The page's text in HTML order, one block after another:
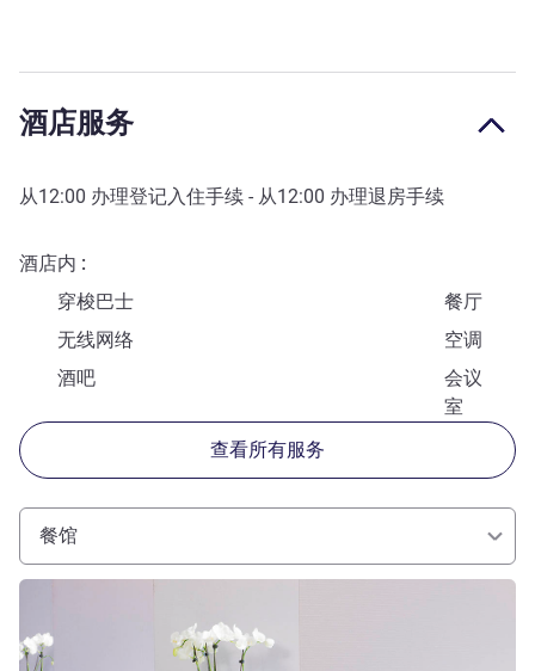
酒店服务
从12:00 办理登记入住手续 - 从12:00 办理退房手续
酒店内
穿梭巴士
餐厅
无线网络
空调
酒吧
会议
室
查看所有服务
餐馆
请参阅详情